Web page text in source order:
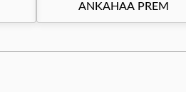
ANKAHAA PREM